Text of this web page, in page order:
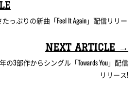
たっぷりの新曲「Feel It Again」配信リリー
NEXT ARTICLE →
の3部作からシングル「Towards You」配信
リリース!